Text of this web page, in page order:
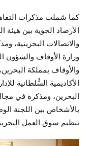
كما شملت مذكرات
الأرصاد الجوية بين هيئة
والاتصالات البحرينية،
وزارة الأوقاف والشؤون
والأوقاف بمملكة
الأكاديمية السُّلطانية
البحرين، ومذكرة في
بالأشخاص بين اللجنة
تنظيم سوق العمل